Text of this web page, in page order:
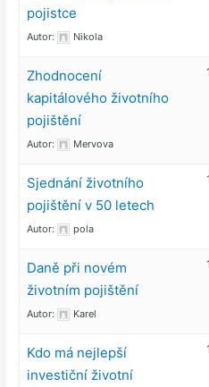
pojistce
Autor: Nikola
Zhodnocení
kapitálového životního
pojištění
Autor: Mervova
1
Sjednání životního
pojištění v 50 letech
Autor: pola
1
Daně při novém
životním pojištění
Autor: Karel
1
Kdo má nejlepší
investiční životní
1